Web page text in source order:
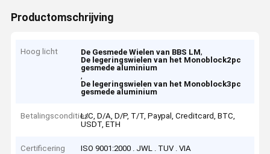
Productomschrijving
Hoog licht De Gesmede Wielen van BBS LM,
De legeringswielen van het Monoblock2pc
gesmede aluminium
,
De legeringswielen van het Monoblock3pc
gesmede aluminium
BetalingsconditiesL/C, D/A, D/P, T/T, Paypal, Creditcard, BTC,
USDT, ETH
Certificering ISO 9001:2000 . JWL . TUV . VIA